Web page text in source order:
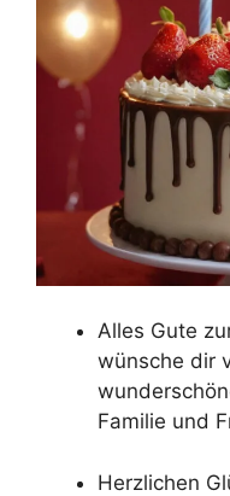
Alles Gute
wünsche dir
Familie und
Herzlichen